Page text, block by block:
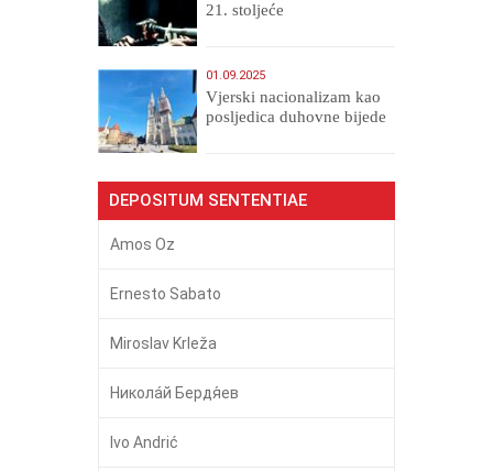
21. stoljeće
01.09.2025
​Vjerski nacionalizam kao
posljedica duhovne bijede
DEPOSITUM SENTENTIAE
Amos Oz
Ernesto Sabato
Miroslav Krleža
Никола́й Бердя́ев
Ivo Andrić